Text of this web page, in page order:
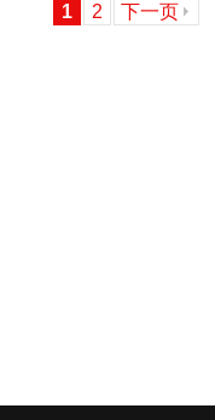
1 2 下一页